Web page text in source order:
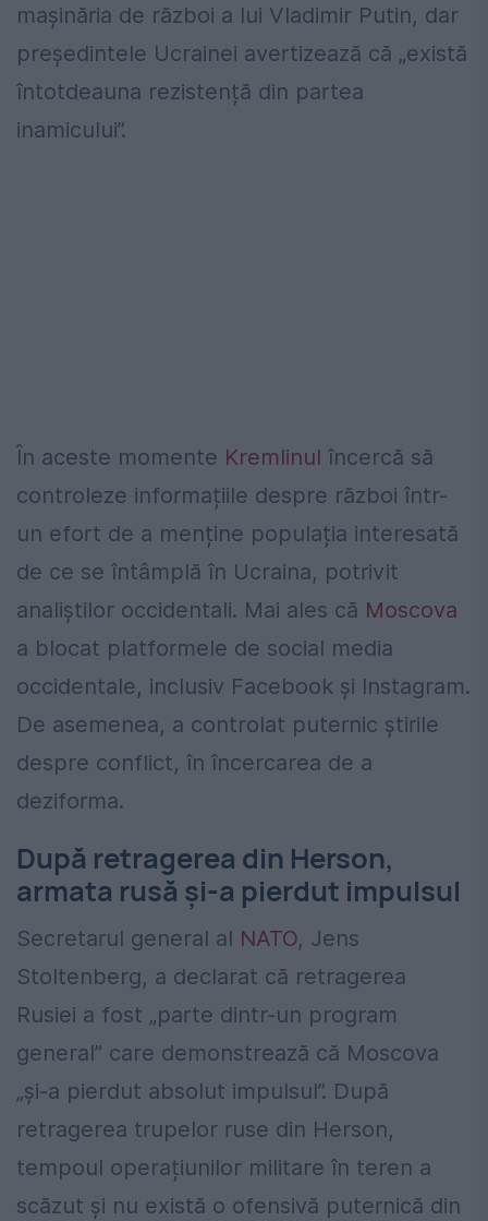
mașinăria de război a lui Vladimir Putin, dar
președintele Ucrainei avertizează că „există
întotdeauna rezistență din partea
inamicului”.
În aceste momente Kremlinul încercă să
controleze informațiile despre război într-
un efort de a menține populația interesată
de ce se întâmplă în Ucraina, potrivit
analiștilor occidentali. Mai ales că Moscova
a blocat platformele de social media
occidentale, inclusiv Facebook și Instagram.
De asemenea, a controlat puternic știrile
despre conflict, în încercarea de a
deziforma.
După retragerea din Herson,
armata rusă şi-a pierdut impulsul
Secretarul general al NATO, Jens
Stoltenberg, a declarat că retragerea
Rusiei a fost „parte dintr-un program
general” care demonstrează că Moscova
„și-a pierdut absolut impulsul”. După
retragerea trupelor ruse din Herson,
tempoul operațiunilor militare în teren a
scăzut și nu există o ofensivă puternică din